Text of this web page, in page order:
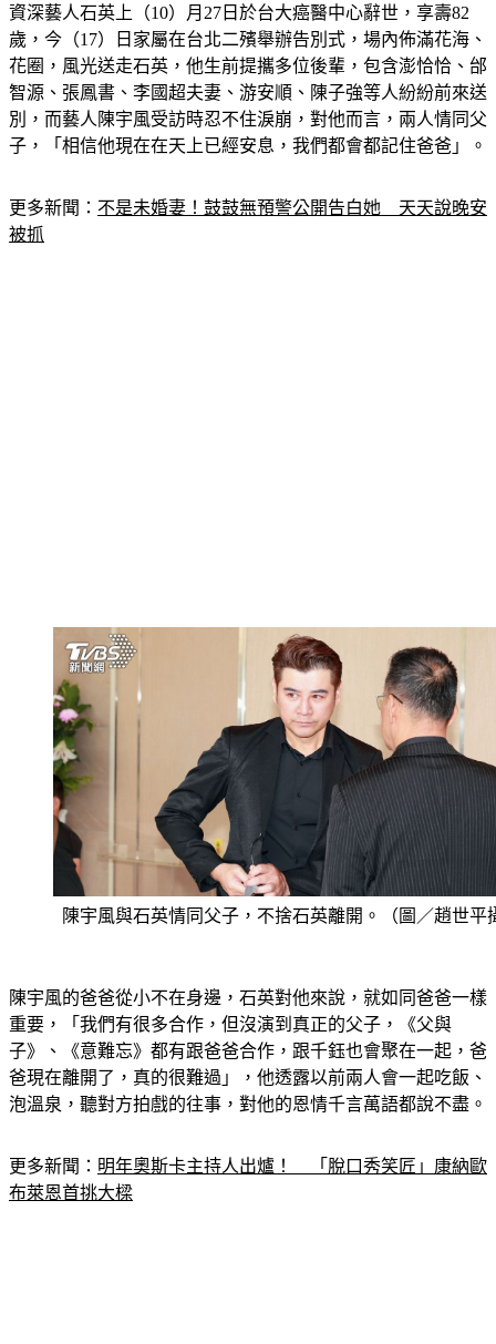
資深藝人石英上（10）月27日於台大癌醫中心辭世，享壽82
歲，今（17）日家屬在台北二殯舉辦告別式，場內佈滿花海、
花圈，風光送走石英，他生前提攜多位後輩，包含澎恰恰、邰
智源、張鳳書、李國超夫妻、游安順、陳子強等人紛紛前來送
別，而藝人陳宇風受訪時忍不住淚崩，對他而言，兩人情同父
更多新聞：
陳宇風的爸爸從小不在身邊，石英對他來說，就如同爸爸一樣
重要，「我們有很多合作，但沒演到真正的父子，《父與
子》、《意難忘》都有跟爸爸合作，跟千鈺也會聚在一起，爸
爸現在離開了，真的很難過」，他透露以前兩人會一起吃飯、
更多新聞：明年奧斯卡主持人出爐！　「脫口秀笑匠」康納歐